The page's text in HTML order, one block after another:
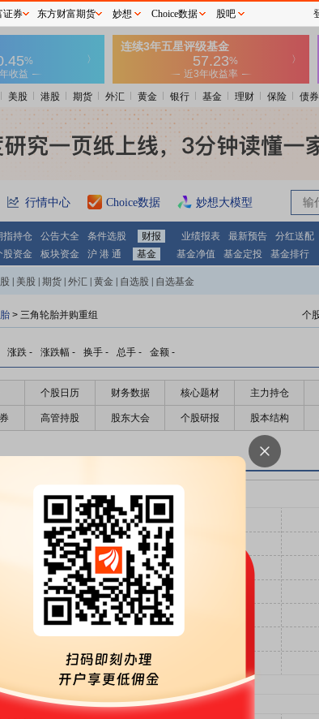
美股 港股 期货 外汇 黄金 银行 基金 理财 保险 债券
行情中心 Choice数据 妙想大模型
指持仓 公告大全 条件选股 财报 业绩报表 最新预告 分红送配
股资金 板块资金 沪 港 通 基金 基金净值 基金定投 基金排行
美股 期货 外汇 黄金 自选股 自选基金
> 三角轮胎并购重组 个
涨跌 - 涨跌幅 - 换手 - 总手 - 金额 -
个股日历 财务数据 核心题材 主力持仓
高管持股 股东大会 个股研报 股本结构
证券 东方财富期货 妙想 Choice数据 股吧